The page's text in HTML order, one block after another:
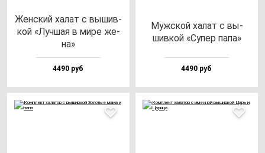
Жен­ский ха­лат с вы­шив­
кой «Луч­шая в ми­ре же­
на»
4490 руб
Муж­ской ха­лат с вы­
шив­кой «Супер па­па»
4490 руб